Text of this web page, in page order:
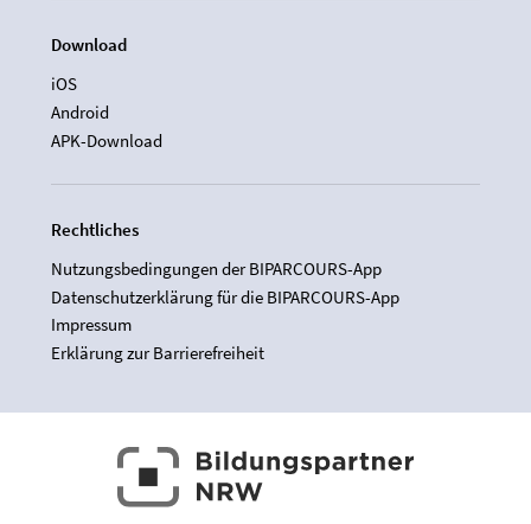
Download
iOS
Android
APK-Download
Rechtliches
Nutzungsbedingungen der BIPARCOURS-App
Datenschutzerklärung für die BIPARCOURS-App
Impressum
Erklärung zur Barrierefreiheit